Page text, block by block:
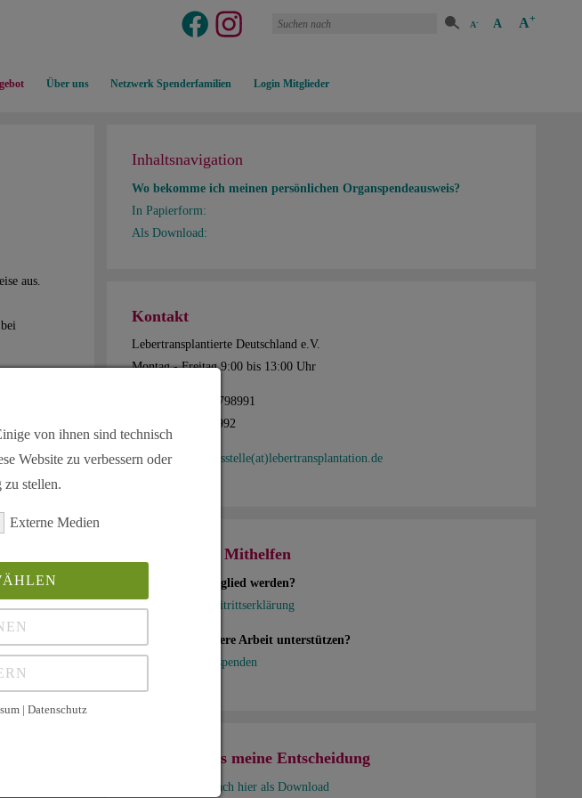
Über uns Netzwerk Spenderfamilien Login Mitglieder
A- A A+
aus.
und
Inhaltsnavigation
Wo bekomme ich meinen persönlichen Organspendeausweis?
In Papierform:
Als Download:
Kontakt
Lebertransplantierte Deutschland e.V.
Montag - Freitag 9:00 bis 13:00 Uhr
Telefon: 02302/1798991
Fax: 02302/1798992
E-Mail: geschaeftsstelle(at)lebertransplantation.de
Mitmachen - Mithelfen
Sie möchten Mitglied werden?
Hier gehts zur Beitrittserklärung
Sie möchten unsere Arbeit unterstützen?
Hier können Sie spenden
Mein Ausweis meine Entscheidung
Schnell und Einfach hier als Download
von ihnen sind technisch
Website zu verbessern oder
stellen.
Externe Medien
| Datenschutz